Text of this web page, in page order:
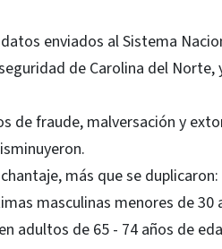
enviados al Sistema
de Carolina del Norte,
de fraude, malversación y
más que se
masculinas menores de 30
adultos de 65 - 74 años de